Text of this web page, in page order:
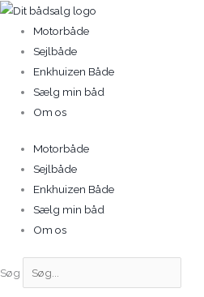
Gå
indholdet
Motorbåde
Sejlbåde
Enkhuizen Både
Sælg min båd
Om os
Motorbåde
Sejlbåde
Enkhuizen Både
Sælg min båd
Om os
Søg